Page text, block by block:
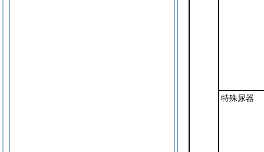
特殊尿器